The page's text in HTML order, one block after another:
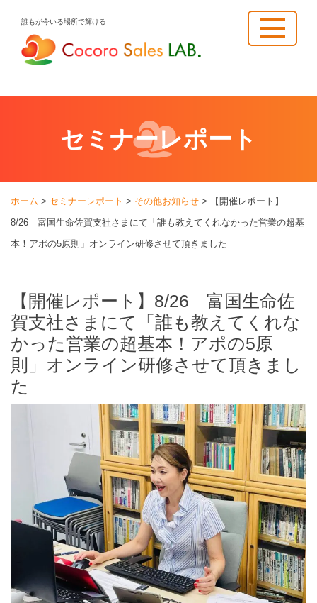
content
誰もが今いる場所で輝ける
セミナーレポート
ホーム > セミナーレポート > その他お知らせ >
【開催レポート】
8/26 富国生命佐賀支社さまにて「誰も教えてくれなかった営業の超基
本！アポの5原則」オンライン研修させて頂きました
【開催レポート】8/26 富国生命佐
賀支社さまにて「誰も教えてくれな
かった営業の超基本！アポの5原
則」オンライン研修させて頂きまし
た